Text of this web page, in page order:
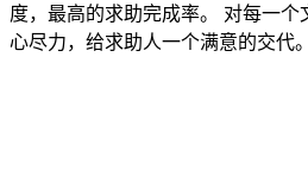
度，最高的求助完成率。 对每一
心尽力，给求助人一个满意的交代。